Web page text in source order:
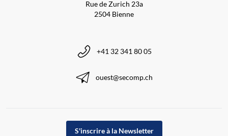
Rue de Zurich 23a
2504 Bienne
+41 32 341 80 05
ouest@secomp.ch
S'inscrire à la Newsletter